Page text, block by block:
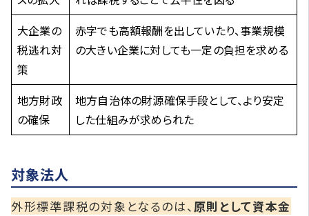
大企業の
税逃れ対
策
赤字でも高額報酬を出していたり、事業規模
の大きい企業に対しても一定の負担を求める
地方財政
の確保
地方自治体の財源確保手段として、より安定
した仕組みが求められた
対象法人
外形標準課税の対象となるのは、原則として資本金